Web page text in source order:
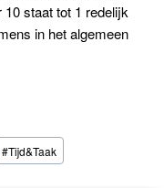
staat tot 1 redelijk
in het algemeen
#Tijd&Taak